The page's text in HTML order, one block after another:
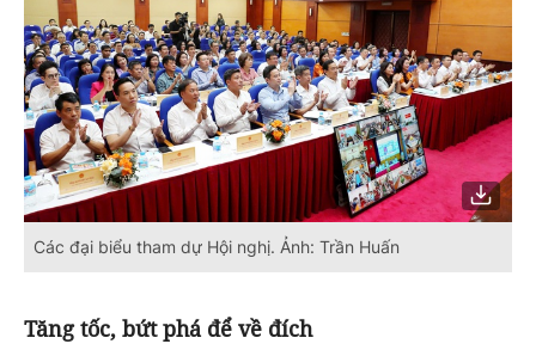
Các đại biểu tham dự Hội nghị. Ảnh: Trần Huấn
Tăng tốc, bứt phá để về đích